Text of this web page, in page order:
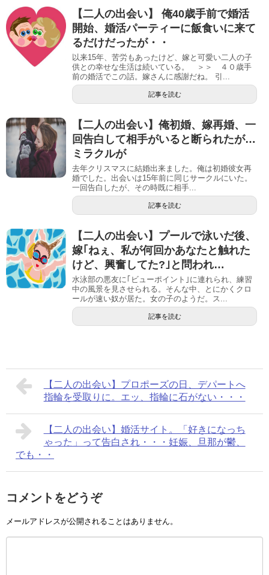
【二人の出会い】 俺40歳手前で婚活
開始、婚活パーティーに飯食いに来て
るだけだったが・・
以来15年、苦労もあったけど、嫁と可愛い二人の子
供との幸せな生活は続いている。 ＞＞ ４０歳手
前の婚活でこの話。嫁さんに感謝だね。 引...
記事を読む
【二人の出会い】俺初婚、嫁再婚、一
回告白して相手がいると断られたが…
ミラクルが
去年クリスマスに結婚出来ました。俺は初婚彼女再
婚でした。出会いは15年前に同じサークルにいた。
一回告白したが、その時既に相手...
記事を読む
【二人の出会い】プールで泳いだ後、
嫁｢ねぇ、私が何回かあなたと触れた
けど、興奮してた?｣と問われ…
水泳部の悪友に｢ビューポイント｣に連れられ、練習
中の風景を見させられる。そんな中、とにかくクロ
ールが速い奴が居た。女の子のようだ。ス...
記事を読む
【二人の出会い】プロポーズの日、デパートへ
指輪を受取りに。エッ、指輪に石がない・・・
【二人の出会い】婚活サイト。「好きになっち
ゃった」って告白され・・・妊娠、旦那が鬱、
でも・・
コメントをどうぞ
メールアドレスが公開されることはありません。